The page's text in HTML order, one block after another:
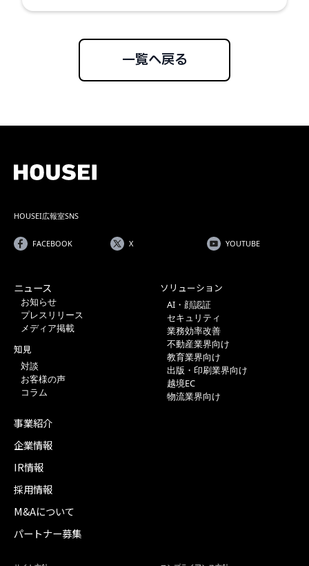
一覧へ戻る
HOUSEI広報室SNS
FACEBOOK X YOUTUBE
ニュース
お知らせ
プレスリリース
メディア掲載
知見
対談
お客様の声
コラム
ソリューション
AI・顔認証
セキュリティ
業務効率改善
不動産業界向け
教育業界向け
出版・印刷業界向け
越境EC
物流業界向け
事業紹介
企業情報
IR情報
採用情報
M&Aについて
パートナー募集